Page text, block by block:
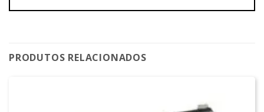
PRODUTOS RELACIONADOS